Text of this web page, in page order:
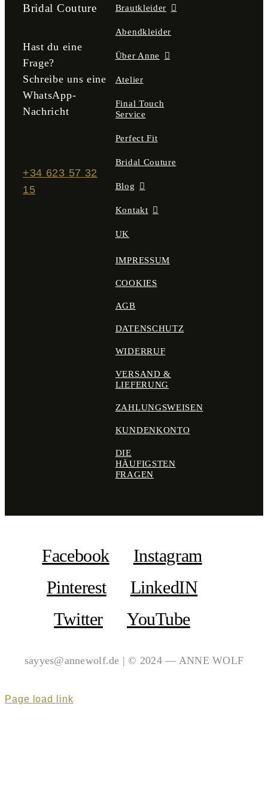
werden
Bridal Couture
Hast du eine
Frage?
Schreibe uns eine
WhatsApp-
Nachricht
+34 623 57 32
15
Brautkleider
Abendkleider
Über Anne
Atelier
Final Touch
Service
Perfect Fit
Bridal Couture
Blog
Kontakt
UK
IMPRESSUM
COOKIES
AGB
DATENSCHUTZ
WIDERRUF
VERSAND &
LIEFERUNG
ZAHLUNGSWEISEN
KUNDENKONTO
DIE
HÄUFIGSTEN
FRAGEN
Facebook
Instagram
Pinterest
LinkedIN
Twitter
YouTube
sayyes@annewolf.de | © 2024 — ANNE WOLF
Page load link